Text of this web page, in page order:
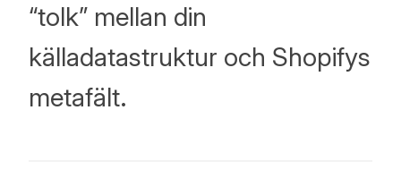
“tolk” mellan din
källadatastruktur och Shopifys
metafält.